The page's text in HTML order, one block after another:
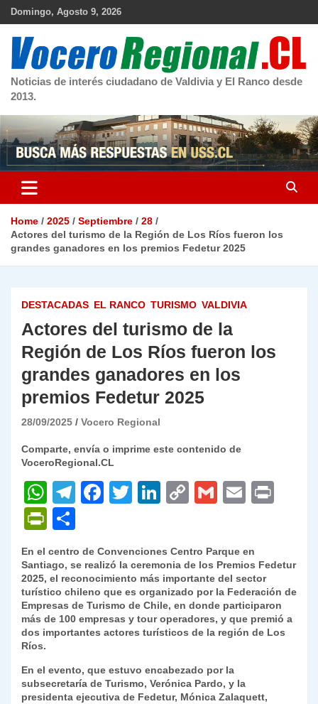
Skip
Domingo, Agosto 9, 2026
Noticias de interés ciudadano de Valdivia y El Ranco desde
2013.
Home 2025 Septiembre
28
Actores del turismo de la Región de Los Ríos fueron los
grandes ganadores en los premios Fedetur 2025
DESTACADAS EL RANCO TURISMO VALDIVIA
Actores del turismo de la
Región de Los Ríos fueron los
grandes ganadores en los
premios Fedetur 2025
28/09/2025 Vocero Regional
Comparte, envía o imprime este contenido de
VoceroRegional.CL
W
h
at
s
A
p
p
T
gr
a
m
F
e
b
o
o
T
er
Li
e
dI
n
C
y
Li
n
k
G
l
E
l
P
nt
Fr
ie
n
y
o
m
p
ar
tir
En el centro de Convenciones Centro Parque en
Santiago, se realizó la ceremonia de los Premios Fedetur
2025, el reconocimiento más importante del sector
turístico chileno que es organizado por la Federación de
Empresas de Turismo de Chile, en donde participaron
más de 100 empresas y tour operadores, y que premió a
dos importantes actores turísticos de la región de Los
Ríos.
En el evento, que estuvo encabezado por la
subsecretaría de Turismo, Verónica Pardo, y la
presidenta ejecutiva de Fedetur, Mónica Zalaquett,